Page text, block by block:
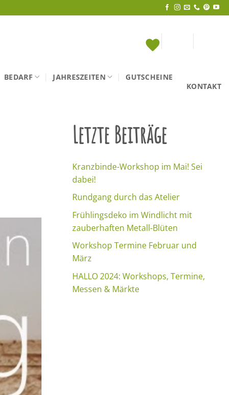
BEDARF JAHRESZEITEN
GUTSCHEINE
KONTAKT
Letzte Beiträge
Kranzbinde-Workshop im Mai! Sei
dabei!
Rundgang durch das Atelier
Frühlingsdeko im Windlicht mit
zauberhaften Metall-Blüten
Workshop Termine Februar und
März
HALLO 2024: Workshops, Termine,
Messen & Märkte